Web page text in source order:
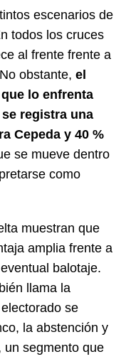
escenarios de
todos los cruces
al frente frente a
obstante, el
lo enfrenta
registra una
Cepeda y 40 %
se mueve dentro
como
muestran que
amplia frente a
balotaje.
llama la
se
la abstención y
un segmento que